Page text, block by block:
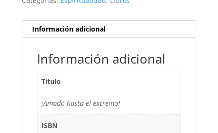
Información adicional
Información adicional
Título
¡Amado hasta el extremo!
ISBN